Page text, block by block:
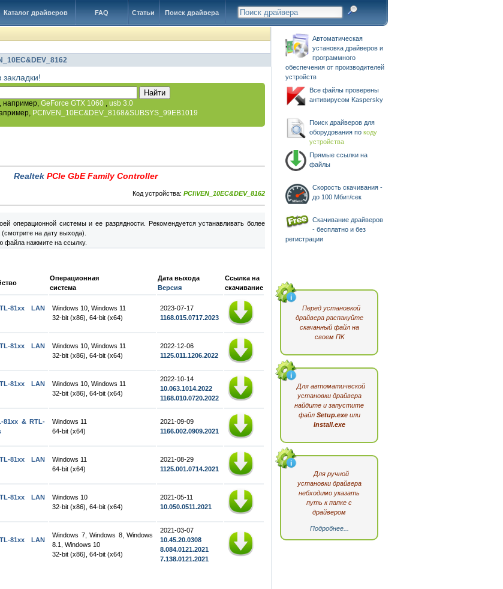
Поиск драйвера
Статьи
FAQ
Каталог драйверов
Автоматическая
установка драйверов и
программного
обеспечения от производителей
устройств
Все файлы проверены
антивирусом Kaspersky
Поиск драйверов для
оборудования по коду
устройства
Прямые ссылки на
файлы
Скорость скачивания -
до 100 Мбит/сек
Скачивание драйверов
- бесплатно и без
регистрации
Перед установкой
драйвера распакуйте
скачанный файл на
своем ПК
Для автоматической
установки драйвера
найдите и запустите
файл Setup.exeили
Install.exe
Для ручной
установки драйвера
небходимо указать
путь к папке с
драйвером
Подробнее...
закладки!
например, GeForce GTX 1060 , usb 3.0
PCI\VEN_10EC&DEV_8168&SUBSYS_99EB1019
Realtek PCIe GbE Family Controller
Код устройства: PCI\VEN_10EC&DEV_8162
операционной системы и ее разрядности. Рекомендуется устанавливать более
на дату выхода).
файла нажмите на ссылку.
Операционная
система
Дата выхода
Версия
Ссылка на
скачивание
81xx LAN
Windows 10, Windows 11
32-bit (x86), 64-bit (x64)
2023-07-17
1168.015.0717.2023
81xx LAN
Windows 10, Windows 11
32-bit (x86), 64-bit (x64)
2022-12-06
1125.011.1206.2022
81xx LAN
Windows 10, Windows 11
32-bit (x86), 64-bit (x64)
2022-10-14
10.063.1014.2022
1168.010.0720.2022
81xx & RTL-
Windows 11
64-bit (x64)
2021-09-09
1166.002.0909.2021
81xx LAN
Windows 11
64-bit (x64)
2021-08-29
1125.001.0714.2021
81xx LAN
Windows 10
32-bit (x86), 64-bit (x64)
2021-05-11
10.050.0511.2021
81xx LAN
Windows 7, Windows 8, Windows
8.1, Windows 10
32-bit (x86), 64-bit (x64)
2021-03-07
10.45.20.0308
8.084.0121.2021
7.138.0121.2021